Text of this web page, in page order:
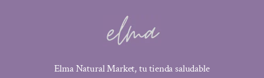
Elma Natural Market, tu tienda saludable